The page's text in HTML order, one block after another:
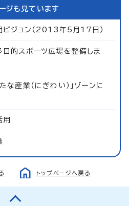
ジも見ています
ビジョン（2013年5月17日）
的スポーツ広場を整備しま
な産業（にぎわい）」ゾーンに
用
トップページへ戻る